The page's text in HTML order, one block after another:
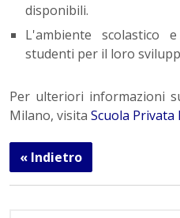
disponibili.
L'ambiente
studenti per il loro
Per ulteriori informazioni
Milano, visita Scuola
« Indietro